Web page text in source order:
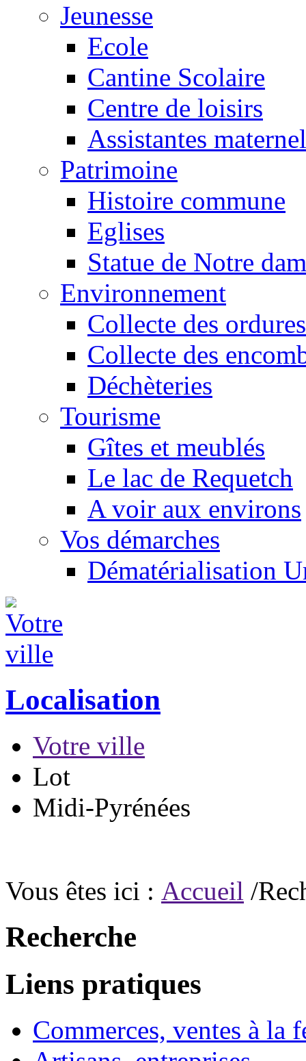
Jeunesse
Ecole
Cantine Scolaire
Centre de loisirs
Assistantes
Patrimoine
Histoire commune
Eglises
Statue de Notre
Environnement
Collecte des ordures
Collecte des
Déchèteries
Tourisme
Gîtes et meublés
Le lac de Requetch
A voir aux environs
Vos démarches
Dématérialisation
Localisation
Votre ville
Lot
Midi-Pyrénées
Vous êtes ici : Accueil /
Recherche
Liens pratiques
Commerces, ventes à la